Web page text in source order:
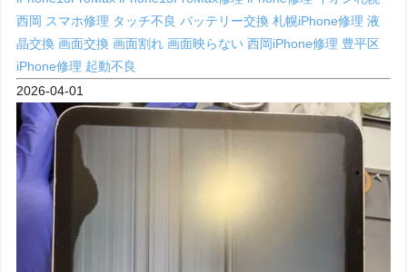
西岡 スマホ修理 タッチ不良バッテリー交換札幌iPhone修理液
晶交換画面交換画面割れ画面映らない西岡iPhone修理 豊平区
iPhone修理 起動不良
2026-04-01